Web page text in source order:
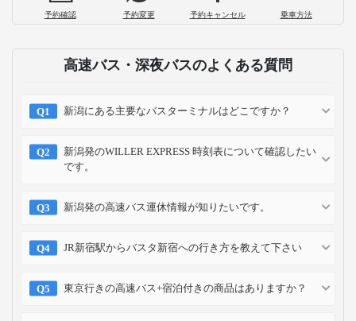
予約確認 予約変更 予約キャンセル 乗車方法
高速バス・深夜バスのよくある質問
新潟にある主要なバスターミナルはどこですか？
新潟発のWILLER EXPRESS 時刻表について確認したい
です。
新潟発の高速バス運休情報が知りたいです。
JR新宿駅からバスタ新宿への行き方を教えて下さい
東京行きの高速バス+宿泊付きの商品はありますか？